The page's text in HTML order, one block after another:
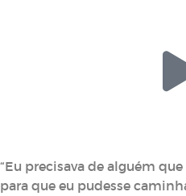
“Eu precisava de alguém
para que eu pudesse